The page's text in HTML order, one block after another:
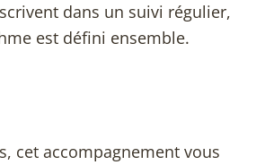
dans un suivi régulier,
est défini ensemble.
cet accompagnement vous